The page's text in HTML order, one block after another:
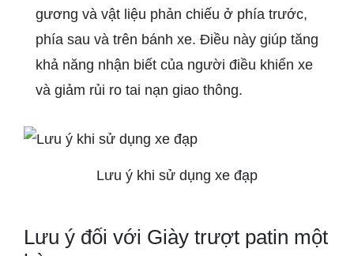
gương và vật liệu phản chiếu ở phía trước,
phía sau và trên bánh xe. Điều này giúp tăng
khả năng nhận biết của người điều khiển xe
và giảm rủi ro tai nạn giao thông.
Lưu ý khi sử dụng xe đạp
Lưu ý đối với Giày trượt patin một